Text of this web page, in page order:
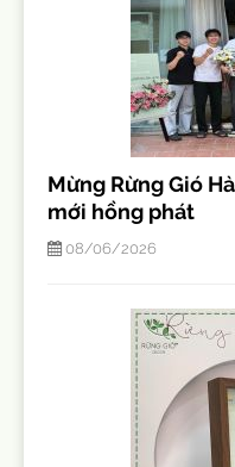
Mừng Rừng Gió
mới hồng phát
08/06/2026